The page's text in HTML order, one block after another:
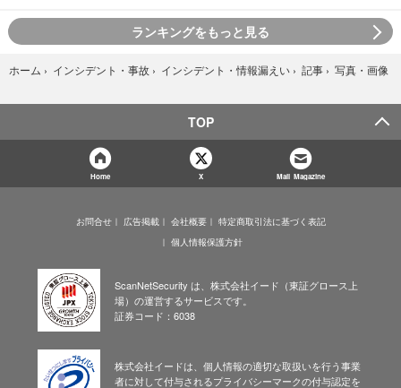
ランキングをもっと見る
ホーム › インシデント・事故 › インシデント・情報漏えい › 記事 › 写真・画像
TOP
Home X Mail Magazine
お問合せ 広告掲載 会社概要
特定商取引法に基づく表記
個人情報保護方針
ScanNetSecurity は、株式会社イード（東証グロース上
場）の運営するサービスです。
証券コード：6038
株式会社イードは、個人情報の適切な取扱いを行う事業
者に対して付与されるプライバシーマークの付与認定を